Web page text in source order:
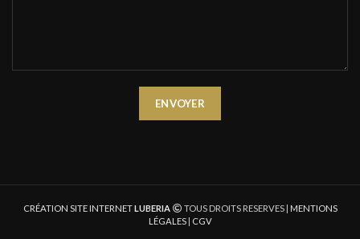
CRÉATION SITE INTERNETLUBERIA TOUS DROITS RESERVES | MENTIONS
LÉGALES| CGV